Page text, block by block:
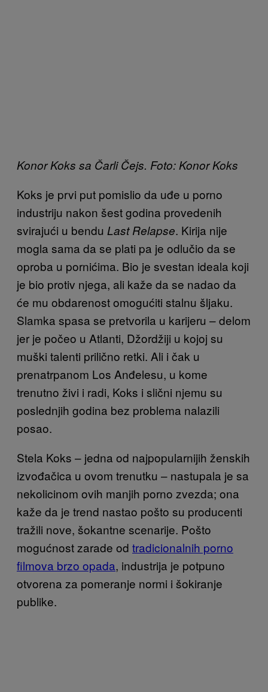
Konor Koks sa Čarli Čejs. Foto: Konor Koks
Koks je prvi put pomislio da uđe u porno
industriju nakon šest godina provedenih
svirajući u bendu Last Relapse. Kirija nije
mogla sama da se plati pa je odlučio da se
oproba u pornićima. Bio je svestan ideala koji
je bio protiv njega, ali kaže da se nadao da
će mu obdarenost omogućiti stalnu šljaku.
Slamka spasa se pretvorila u karijeru – delom
jer je počeo u Atlanti, Džordžiji u kojoj su
muški talenti prilično retki. Ali i čak u
prenatrpanom Los Anđelesu, u kome
trenutno živi i radi, Koks i slični njemu su
poslednjih godina bez problema nalazili
posao.
Stela Koks – jedna od najpopularnijih ženskih
izvođačica u ovom trenutku – nastupala je sa
nekolicinom ovih manjih porno zvezda; ona
kaže da je trend nastao pošto su producenti
tražili nove, šokantne scenarije. Pošto
mogućnost zarade od tradicionalnih porno
filmova brzo opada, industrija je potpuno
otvorena za pomeranje normi i šokiranje
publike.